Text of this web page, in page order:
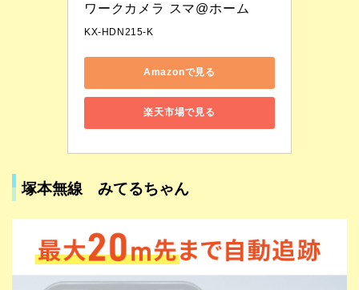
ワークカメラ スマ@ホーム
KX-HDN215-K
Amazonで見る
楽天市場で見る
塚本無線 みてるちゃん